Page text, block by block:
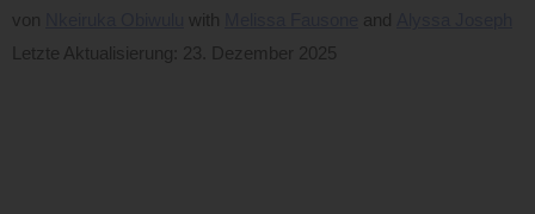
von
Letzte Aktualisierung: 23. Dezember 2025